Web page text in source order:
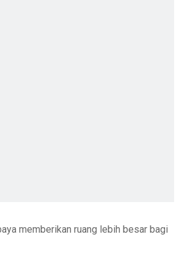
memberikan ruang lebih besar bagi